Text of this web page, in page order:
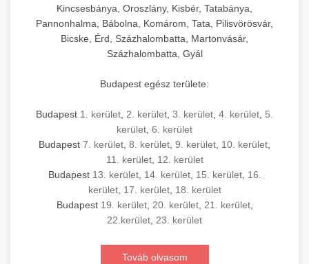
Kincsesbánya, Oroszlány, Kisbér, Tatabánya,
Pannonhalma, Bábolna, Komárom, Tata, Pilisvörösvár,
Bicske, Érd, Százhalombatta, Martonvásár,
Százhalombatta, Gyál
Budapest egész területe:
Budapest 1. kerület, 2. kerület, 3. kerület, 4. kerület, 5.
kerület, 6. kerület
Budapest 7. kerület, 8. kerület, 9. kerület, 10. kerület,
11. kerület, 12. kerület
Budapest 13. kerület, 14. kerület, 15. kerület, 16.
kerület, 17. kerület, 18. kerület
Budapest 19. kerület, 20. kerület, 21. kerület,
22.kerület, 23. kerület
Továb olvasom